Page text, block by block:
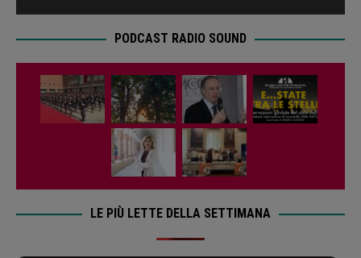
PODCAST RADIO SOUND
LE PIÙ LETTE DELLA SETTIMANA